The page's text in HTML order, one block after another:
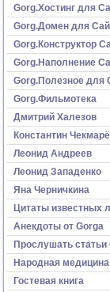
Gorg.Хостинг для
Gorg.Домен для
Gorg.Конструктор
Gorg.Наполнение
Gorg.Полезное для
Gorg.Фильмотека
Дмитрий Халезов
Константин
Леонид Андреев
Леонид Западенко
Яна Черничкина
Цитаты известных
Анекдоты от Gorga
Прослушать статьи
Народная медицина
Гостевая книга